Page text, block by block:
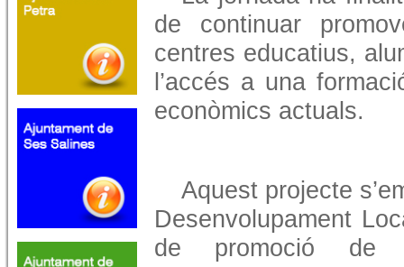
de continuar
centres educatius,
l’accés a una
econòmics actuals.
Aquest projecte
Desenvolupament
de promoció de